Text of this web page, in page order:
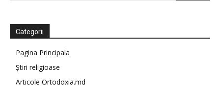
Categorii
Pagina Principala
Știri religioase
Articole Ortodoxia.md